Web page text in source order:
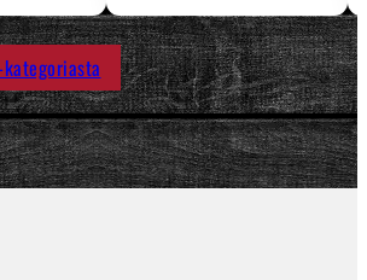
kategoriasta